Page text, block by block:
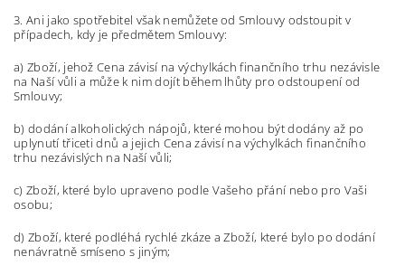
3. Ani jako spotřebitel však nemůžete od Smlouvy odstoupit v
případech, kdy je předmětem Smlouvy:
a) Zboží, jehož Cena závisí na výchylkách finančního trhu nezávisle
na Naší vůli a může k nim dojít během lhůty pro odstoupení od
Smlouvy;
b) dodání alkoholických nápojů, které mohou být dodány až po
uplynutí třiceti dnů a jejich Cena závisí na výchylkách finančního
trhu nezávislých na Naší vůli;
c) Zboží, které bylo upraveno podle Vašeho přání nebo pro Vaši
osobu;
d) Zboží, které podléhá rychlé zkáze a Zboží, které bylo po dodání
nenávratně smíseno s jiným;